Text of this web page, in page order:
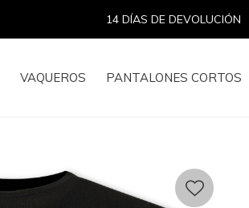
VAQUEROS PANTALONES CORTOS
14 DÍAS DE DEVOLUCIÓN